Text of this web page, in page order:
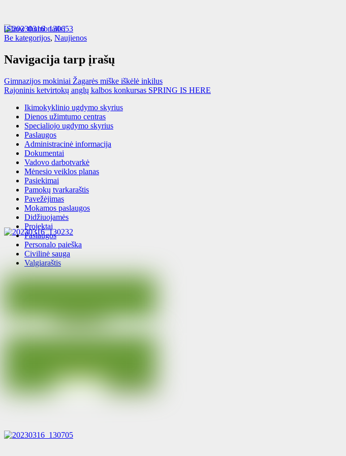
[Show thumbnails]
Be kategorijos, Naujienos
Navigacija tarp įrašų
Gimnazijos mokiniai Žagarės miške iškėlė inkilus
Rajoninis ketvirtokų anglų kalbos konkursas SPRING IS HERE
Ikimokyklinio ugdymo skyrius
Dienos užimtumo centras
Specialiojo ugdymo skyrius
Paslaugos
Administracinė informacija
Dokumentai
Vadovo darbotvarkė
Mėnesio veiklos planas
Pasiekimai
Pamokų tvarkaraštis
Pavežėjimas
Mokamos paslaugos
Didžiuojamės
Projektai
Paslaugos
Personalo paieška
Civilinė sauga
Valgiaraštis